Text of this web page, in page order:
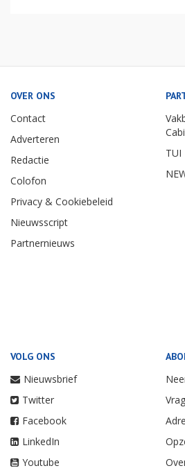
OVER ONS
Contact
Adverteren
Redactie
Colofon
Privacy & Cookiebeleid
Nieuwsscript
Partnernieuws
TUI
VOLG ONS
Nieuwsbrief
Twitter
Facebook
LinkedIn
Youtube